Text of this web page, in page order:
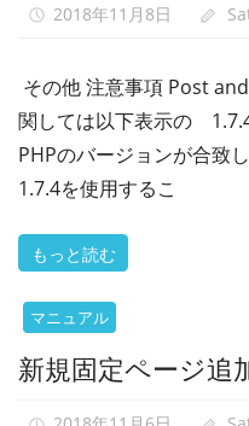
2018年11月8日
その他 注意事項 Post
関しては以下表示の
PHPのバージョンが合致
1.7.4を使用するこ
もっと読む
マニュアル
新規固定ページ追